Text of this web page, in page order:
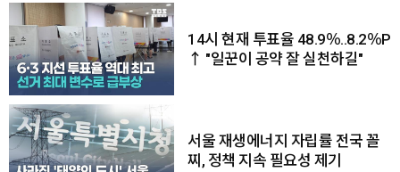
14시 현재 투표율 48.9％..8.2％P
↑ "일꾼이 공약 잘 실천하길"
서울 재생에너지 자립률 전국 꼴
찌, 정책 지속 필요성 제기